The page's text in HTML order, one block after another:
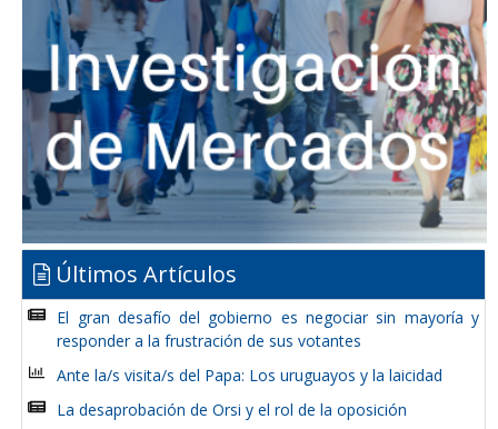
Últimos Artículos
El gran desafío del gobierno es negociar sin mayoría y
responder a la frustración de sus votantes
Ante la/s visita/s del Papa: Los uruguayos y la laicidad
La desaprobación de Orsi y el rol de la oposición